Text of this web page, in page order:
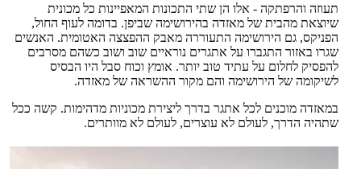
תעוזה והרפתקה - אלו הן שתי התכונות המאפיינות כל מכונית
שיוצאת מהבית של מאזדה בהירושימה שביפן. בדומה לעוף החול,
הפניקס, גם הירושימה התעוררה מאבק ההפצצה האטומית. האנשים
שגרו באזור התגברו על אתגרים נוראיים שוב ושוב כשהם מסרבים
להפסיק לחלום על עתיד טוב יותר. אומץ וכוח סבל היו הבסיס
לשיקומה של הירושימה והם מקור ההשראה של מאזדה.
במאזדה מוכנים לכל אתגר בדרך ליצירת מכוניות מדהימות. קשה ככל
שתהיה הדרך, לעולם לא עוצרים, לעולם לא מוותרים.